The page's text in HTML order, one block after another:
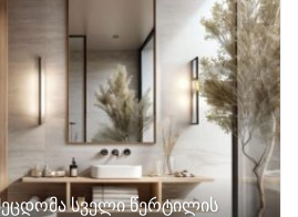
სველი წერტილის